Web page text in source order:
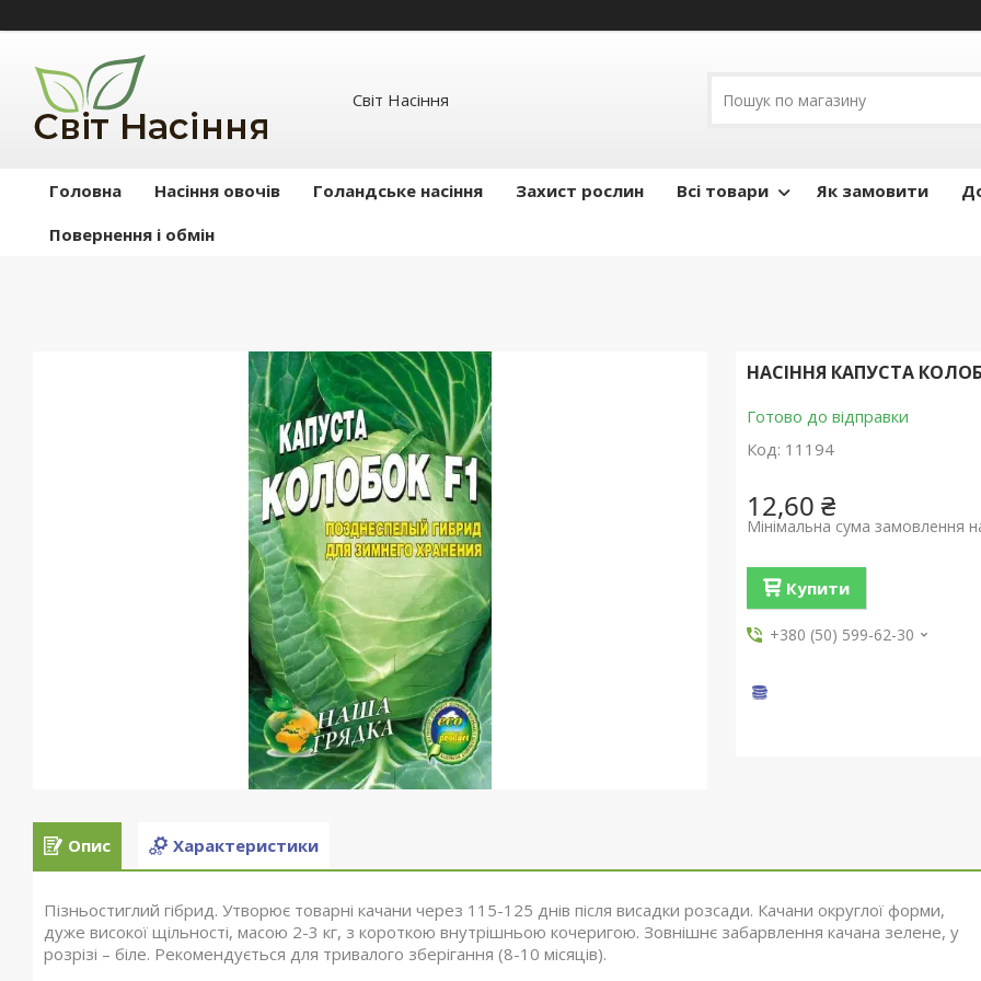
Світ Насіння
Головна Насіння овочів Голандське насіння Захист рослин Всі товари Як замовити
Повернення і обмін
НАСІННЯ КАПУСТА
Готово до відправки
Код: 11194
12,60 ₴
Мінімальна сума замовлення
Купити
+380 (50) 599-62-30
Опис Характеристики
Пізньостиглий гібрид. Утворює товарні качани через 115-125 днів після висадки розсади. Качани округлої форми,
дуже високої щільності, масою 2-3 кг, з короткою внутрішньою кочеригою. Зовнішнє забарвлення качана зелене, у
розрізі – біле. Рекомендується для тривалого зберігання (8-10 місяців).